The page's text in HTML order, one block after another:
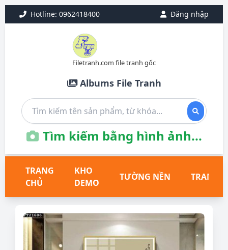
Hotline: 0962418400 Đăng nhập
Filetranh.com file tranh gốc
Albums File Tranh
Tìm kiếm bằng hình ảnh...
TRANG
CHỦ
KHO
DEMO
TƯỜNG NỀN TRANH